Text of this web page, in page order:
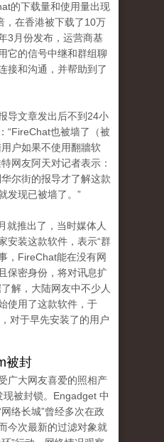
的下载量和使用量出现
，在香港被下载了10万
3月份发布，运营商基
它的信号中继和群组聊
接和沟通，并帮助到了
导文章发出后不到24小
“FireChat也被墙了（被
户如果不使用翻牆软
网友阿天对记者表示：
尔街的报导才了解这款
发现已被墙了。”
就推出了，当时媒体人
安装这款软件，表示“群
，FireChat能在没有网
保密身份，将对讯息扩
解，大陆网友中不少人
使用了这款软件，于
对于早先安装了的用户
被封
广大网友喜爱的照相产
被封锁。Engadget 中
络长城”曾经多次在政
今次最新的过滤对象就